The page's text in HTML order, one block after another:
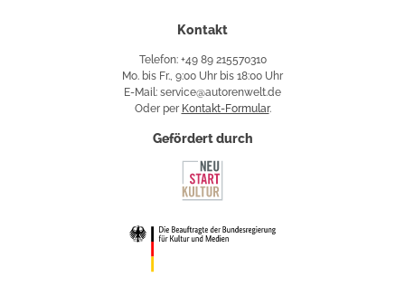
Kontakt
Telefon: +49 89 215570310
Mo. bis Fr., 9:00 Uhr bis 18:00 Uhr
E-Mail: service@autorenwelt.de
Oder per Kontakt-Formular.
Gefördert durch